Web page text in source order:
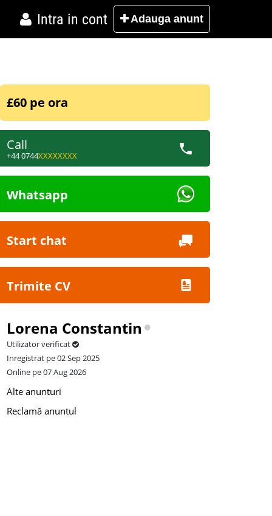
Intra in cont Adauga anunt
£60 pe ora
Call
+44 0744XXXXXXXX
Whatsapp
Start chat
Trimite CV
Lorena Constantin
Utilizator verificat
Inregistrat pe 02 Sep 2025
Online pe 07 Aug 2026
Alte anunturi
Reclamă anuntul